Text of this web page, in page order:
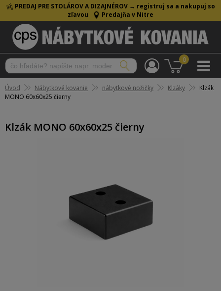
PREDAJ PRE STOLÁROV A DIZAJNÉROV → registruj sa a nakupuj so
zľavou
Predajňa v Nitre
0
Úvod Nábytkové kovanie nábytkové nožičky Klzáky
Klzák
MONO 60x60x25 čierny
Klzák MONO 60x60x25 čierny